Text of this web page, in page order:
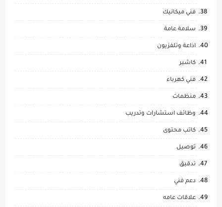
فني ميكانيك
سلامة عامة
اذاعة وتلفزيون
كاشير
فني كهرباء
منظمات
وظائف استشارات وتدريب
كاتب محتوى
توصيل
تدقيق
دعم فني
علاقات عامه